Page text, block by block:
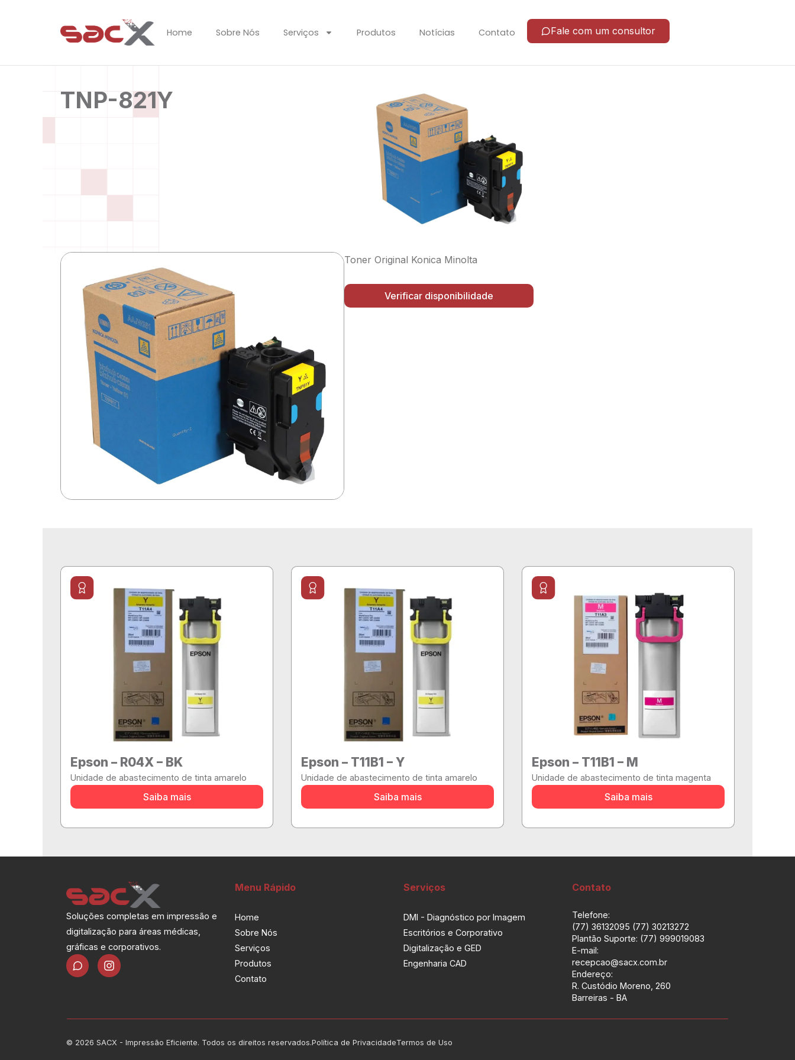
Home Sobre Nós Serviços Produtos Notícias Contato Fale com um consultor
TNP-821Y
Toner Original Konica Minolta
Verificar disponibilidade
Epson – R04X – BK
Unidade de abastecimento de tinta amarelo
Saiba mais
Epson – T11B1 – Y
Unidade de abastecimento de tinta amarelo
Saiba mais
Epson – T11B1 – M
Unidade de abastecimento de tinta magenta
Saiba mais
Soluções completas em impressão e
digitalização para áreas médicas,
gráficas e corporativos.
I
n
s
g
a
m
Menu Rápido
Home
Sobre Nós
Serviços
Produtos
Contato
Serviços
DMI - Diagnóstico por Imagem
Escritórios e Corporativo
Digitalização e GED
Engenharia CAD
Contato
Telefone:
(77) 36132095 (77) 30213272
Plantão Suporte: (77) 999019083
E-mail:
recepcao@sacx.com.br
Endereço:
R. Custódio Moreno, 260
Barreiras - BA
© 2026 SACX - Impressão Eficiente. Todos os direitos reservados.Política de PrivacidadeTermos de Uso